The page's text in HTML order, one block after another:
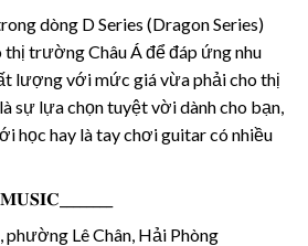
dòng D Series (Dragon Series)
trường Châu Á để đáp ứng nhu
lượng với mức giá vừa phải cho thị
sự lựa chọn tuyệt vời dành cho bạn,
học hay là tay chơi guitar có nhiều
phường Lê Chân, Hải Phòng